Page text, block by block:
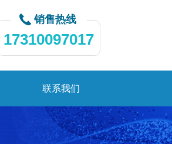
销售热线
17310097017
联系我们